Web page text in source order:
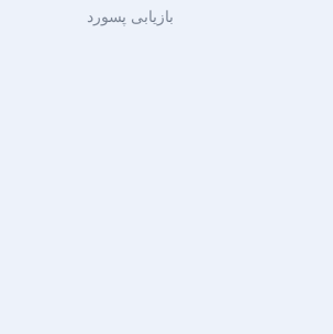
بازیابی پسورد